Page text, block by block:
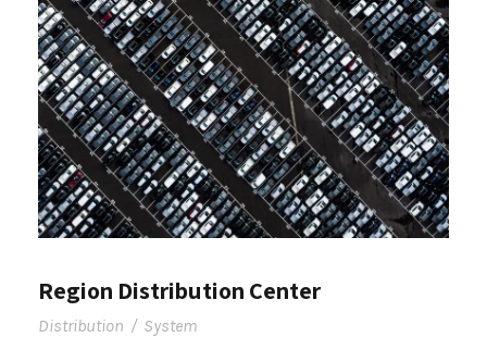
Region Distribution Center
Distribution / System